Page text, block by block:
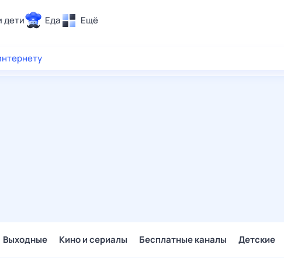
дети Еда Ещё
Выходные Кино и сериалы Бесплатные каналы Детские